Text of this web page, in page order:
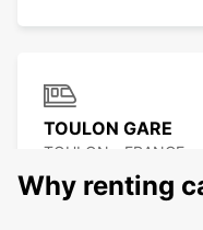
TOULON GARE
TOULON - FRANCE
Why renting